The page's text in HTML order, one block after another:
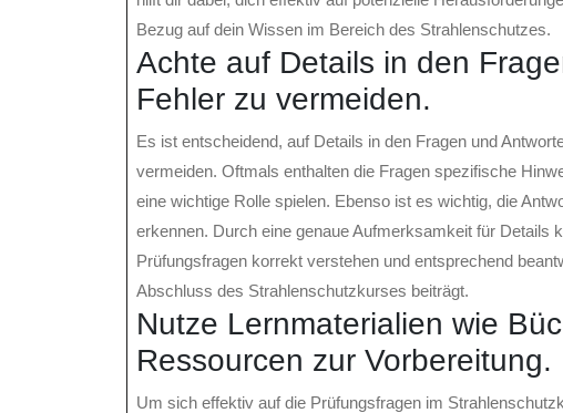
Bezug auf dein Wissen im Bereich des Strahlenschutzes.
Achte auf Details in den
Fehler zu vermeiden.
Es ist entscheidend, auf Details in den Fragen und
vermeiden. Oftmals enthalten die Fragen spezifische
eine wichtige Rolle spielen. Ebenso ist es wichtig, die
erkennen. Durch eine genaue Aufmerksamkeit für Details
Prüfungsfragen korrekt verstehen und entsprechend
Abschluss des Strahlenschutzkurses beiträgt.
Nutze Lernmaterialien wie
Ressourcen zur Vorbereitung.
Um sich effektiv auf die Prüfungsfragen im